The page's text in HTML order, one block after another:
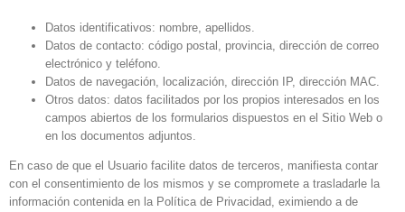
Datos identificativos: nombre, apellidos.
Datos de contacto: código postal, provincia, dirección de correo
electrónico y teléfono.
Datos de navegación, localización, dirección IP, dirección MAC.
Otros datos: datos facilitados por los propios interesados en los
campos abiertos de los formularios dispuestos en el Sitio Web o
en los documentos adjuntos.
En caso de que el Usuario facilite datos de terceros, manifiesta contar
con el consentimiento de los mismos y se compromete a trasladarle la
información contenida en la Política de Privacidad, eximiendo a de